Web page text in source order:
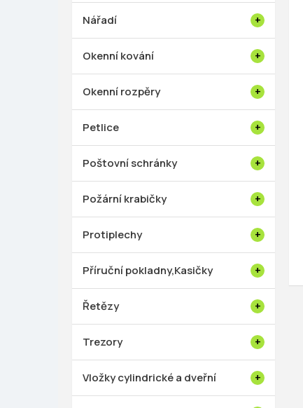
Nářadí
Okenní kování
Okenní rozpěry
Petlice
Poštovní schránky
Požární krabičky
Protiplechy
Příruční pokladny,Kasičky
Řetězy
Trezory
Vložky cylindrické a dveřní